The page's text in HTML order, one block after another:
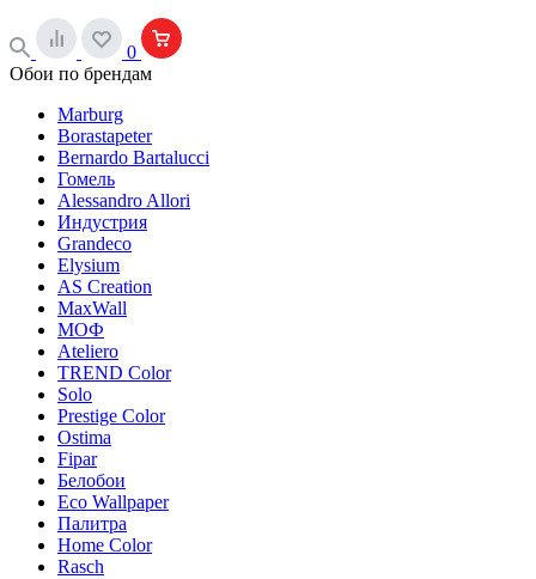
0
Обои по брендам
Marburg
Borastapeter
Bernardo Bartalucci
Гомель
Alessandro Allori
Индустрия
Grandeco
Elysium
AS Creation
MaxWall
МОФ
Ateliero
TREND Color
Solo
Prestige Color
Ostima
Fipar
Белобои
Eco Wallpaper
Палитра
Home Color
Rasch